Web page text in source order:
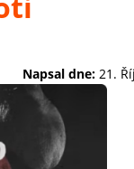
Napsal dne: 21.